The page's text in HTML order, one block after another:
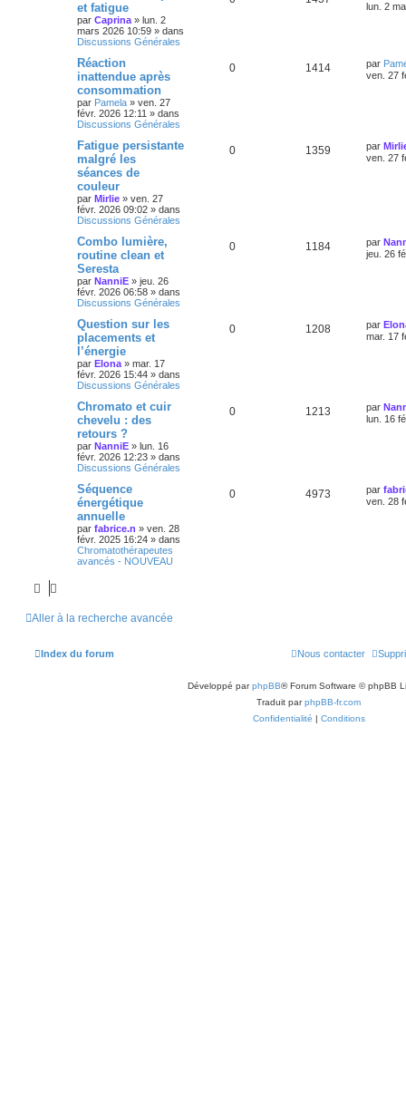
et fatigue
par Caprina » lun. 2
mars 2026 10:59 » dans
Discussions Générales
lun. 2
Réaction
inattendue après
consommation
par Pamela » ven. 27
févr. 2026 12:11 » dans
Discussions Générales
0 1414 par
ven. 27
Fatigue persistante
malgré les
séances de
couleur
par Mirlie » ven. 27
févr. 2026 09:02 » dans
Discussions Générales
0 1359 par
ven. 27
Combo lumière,
routine clean et
Seresta
par NanniE » jeu. 26
févr. 2026 06:58 » dans
Discussions Générales
0 1184 par
jeu. 26
Question sur les
placements et
l’énergie
par Elona » mar. 17
févr. 2026 15:44 » dans
Discussions Générales
0 1208 par
mar. 17
Chromato et cuir
chevelu : des
retours ?
par NanniE » lun. 16
févr. 2026 12:23 » dans
Discussions Générales
0 1213 par
lun. 16
Séquence
énergétique
annuelle
par fabrice.n » ven. 28
févr. 2025 16:24 » dans
Chromatothérapeutes
avancés - NOUVEAU
0 4973 par
ven. 28
Aller à la recherche avancée
Index du forum Nous contacter
Développé parphpBB® Forum Software © phpBB
Traduit parphpBB-fr.com
Confidentialité | Conditions